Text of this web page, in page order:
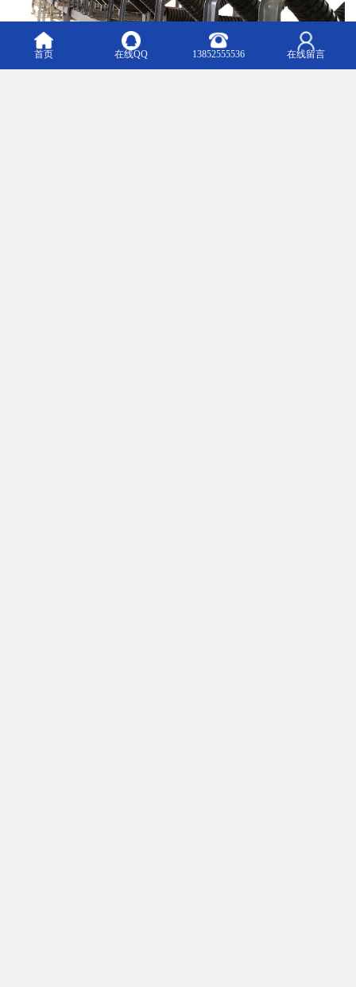
首页 在线QQ 13852555536 在线留言